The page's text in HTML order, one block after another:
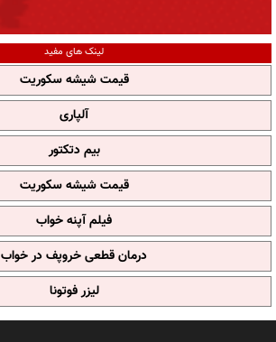
لینک های مفید
قیمت شیشه سکوریت
آلپاری
بیم دتکتور
قیمت شیشه سکوریت
فیلم آپنه خواب
درمان قطعی خروپف در خواب
لیزر فوتونا